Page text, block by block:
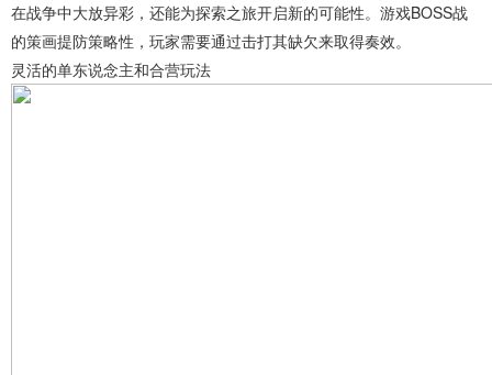
在战争中大放异彩，还能为探索之旅开启新的可能性。游戏BOSS战
的策画提防策略性，玩家需要通过击打其缺欠来取得奏效。
灵活的单东说念主和合营玩法